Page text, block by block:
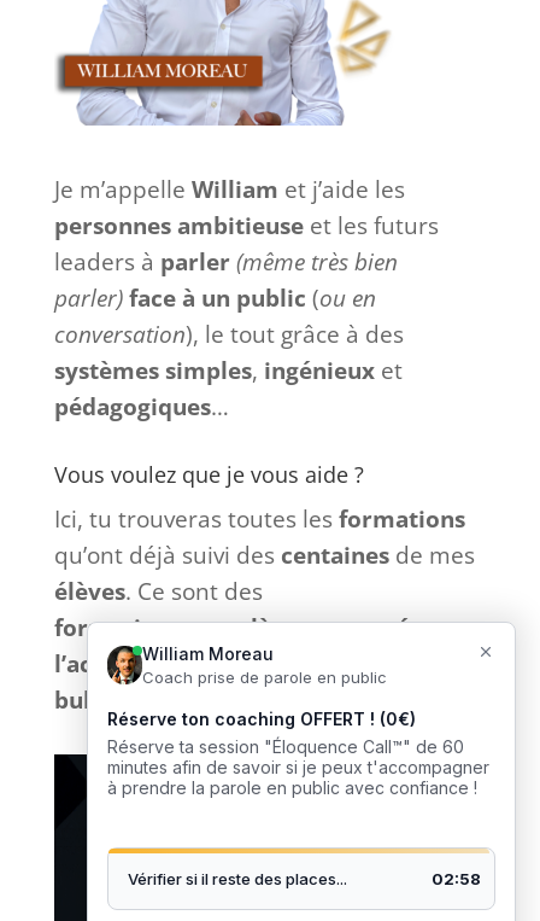
Je m’appelle William et j’aide les
personnes ambitieuseet les futurs
leaders à parler (même très bien
parler) face à un public (ou en
conversation), le tout grâce à des
systèmes simples, ingénieuxet
pédagogiques…
Vous voulez que je vous aide ?
Ici, tu trouveras toutes lesformations
qu’ont déjà suivi des centainesde mes
élèves. Ce sont des
formationscomplètesettournéesvers
l’actionsans bla-bla inutile et
bullshit